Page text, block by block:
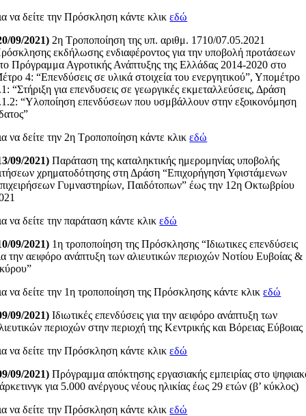
να δείτε την Πρόσκληση κάντε κλικεδώ
09/2021) 2η Τροποποίηση της υπ. αριθμ. 1710/07.05.2021
εκδήλωσης ενδιαφέροντος για την υποβολή προτάσεων
Πρόγραμμα Αγροτικής Ανάπτυξης της Ελλάδας 2014-2020 στο
4: “Επενδύσεις σε υλικά στοιχεία του ενεργητικού”, Υπομέτρο
“Στήριξη για επενδυσεις σε γεωργικές εκμεταλλεύσεις, Δράση
“Υλοποίηση επενδύσεων που υσμβάλλουν στην εξοικονόμηση
να δείτε την 2η Τροποποίηση κάντε κλικεδώ
09/2021) Παράταση της καταληκτικής ημερομηνίας υποβολής
χρηματοδότησης στη Δράση “Επιχορήγηση Υφιστάμενων
Γυμναστηρίων, Παιδότοπων” έως την 12η Οκτωβρίου
να δείτε την παράταση κάντε κλικεδώ
09/2021) 1η τροποποίηση της Πρόσκλησης “Ιδιωτικες επενδύσεις
την αειφόρο ανάπτυξη των αλιευτικών περιοχών Νοτίου Ευβοίας &
να δείτε την 1η τροποποίηση της Πρόσκλησης κάντε κλικεδώ
09/2021) Ιδιωτικές επενδύσεις για την αειφόρο ανάπτυξη των
περιοχών στην περιοχή της Κεντρικής και Βόρειας Εύβοιας
να δείτε την Πρόσκληση κάντε κλικεδώ
09/2021) Πρόγραμμα απόκτησης εργασιακής εμπειρίας στο
για 5.000 ανέργους νέους ηλικίας έως 29 ετών (β’ κύκλος)
να δείτε την Πρόσκληση κάντε κλικεδώ